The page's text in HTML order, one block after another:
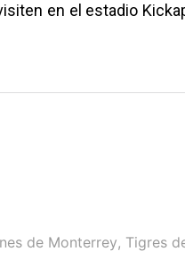
en el estadio
de Monterrey, Tigres